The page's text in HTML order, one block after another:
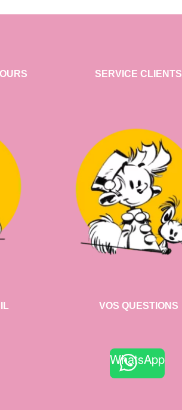
SERVICE CLIENTS
VOS QUESTIONS
WhatsApp